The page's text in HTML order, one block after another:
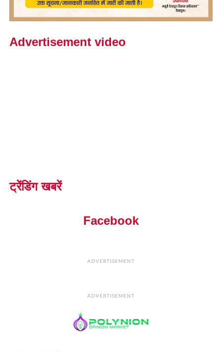
Advertisement video
ट्रेंडिंग खबरें
Facebook
ADVERTISEMENT
ADVERTISEMENT